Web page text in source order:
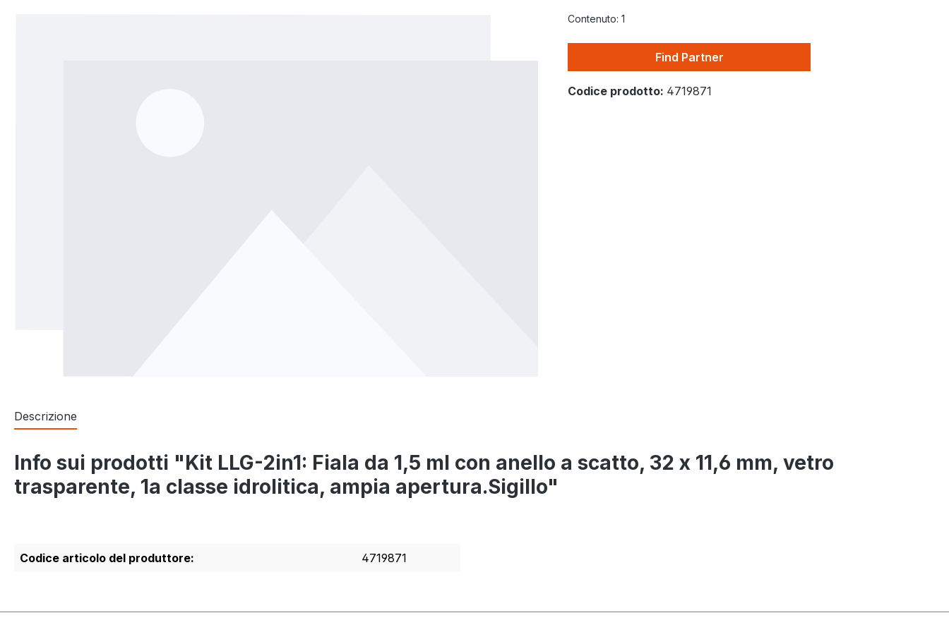
Contenuto: 1
Find Partner
Codice prodotto: 4719871
Descrizione
Info sui prodotti "Kit LLG-2in1: Fiala da 1,5 ml con anello a scatto, 32 x 11,6 mm, vetro
trasparente, 1a classe idrolitica, ampia apertura.Sigillo"
Codice articolo del produttore: 4719871